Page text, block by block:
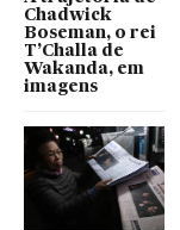
Chadwick
Boseman, o rei
T’Challa de
Wakanda, em
imagens